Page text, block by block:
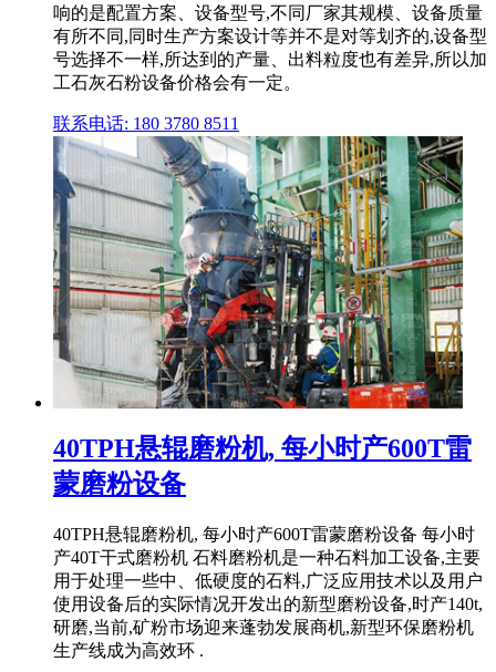
响的是配置方案、设备型号,不同厂家其规模、设备质量
有所不同,同时生产方案设计等并不是对等划齐的,设备型
号选择不一样,所达到的产量、出料粒度也有差异,所以加
工石灰石粉设备价格会有一定。
联系电话: 180 3780 8511
40TPH悬辊磨粉机, 每小时产600T雷
蒙磨粉设备
40TPH悬辊磨粉机, 每小时产600T雷蒙磨粉设备 每小时
产40T干式磨粉机 石料磨粉机是一种石料加工设备,主要
用于处理一些中、低硬度的石料,广泛应用技术以及用户
使用设备后的实际情况开发出的新型磨粉设备,时产140t,
研磨,当前,矿粉市场迎来蓬勃发展商机,新型环保磨粉机
生产线成为高效环 .